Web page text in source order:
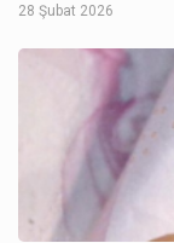
28 Şubat 2026